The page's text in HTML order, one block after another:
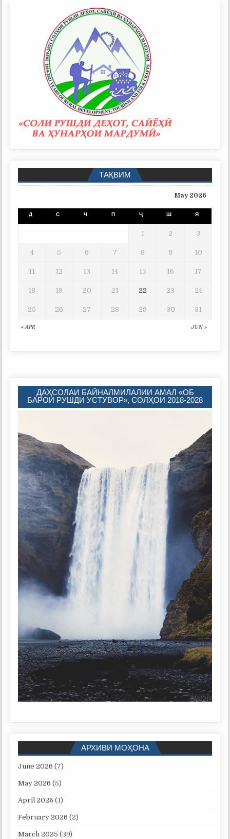
ТАҚВИМ
May 2026
Д С Ч П Ҷ Ш Я
« APR JUN »
1 2 3
4 5 6 7 8 9 10
11 12 13 14 15 16 17
18 19 20 21 22 23 24
25 26 27 28 29 30 31
ДАҲСОЛАИ БАЙНАЛМИЛАЛИИ АМАЛ «ОБ
БАРОИ РУШДИ УСТУВОР», СОЛҲОИ 2018-2028
АРХИВӢ МОҲОНА
June 2026 (7)
May 2026 (5)
April 2026 (1)
February 2026 (2)
March 2025 (39)